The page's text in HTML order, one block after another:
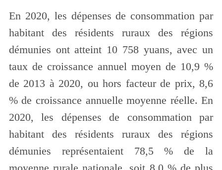
En 2020, les dépenses de consommation par
habitant des résidents ruraux des régions
démunies ont atteint 10 758 yuans, avec un
taux de croissance annuel moyen de 10,9 %
de 2013 à 2020, ou hors facteur de prix, 8,6
% de croissance annuelle moyenne réelle. En
2020, les dépenses de consommation par
habitant des résidents ruraux des régions
démunies représentaient 78,5 % de la